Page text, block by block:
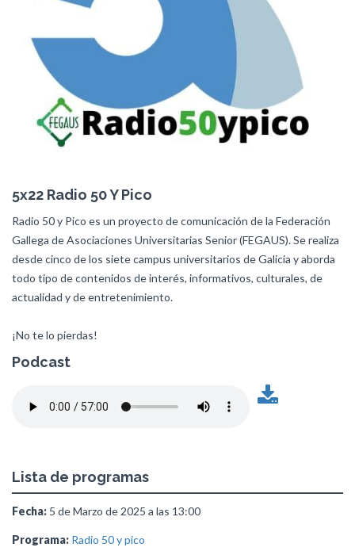
5x22 Radio 50 Y Pico
Radio 50 y Pico es un proyecto de comunicación de la Federación
Gallega de Asociaciones Universitarias Senior (FEGAUS). Se realiza
desde cinco de los siete campus universitarios de Galicia y aborda
todo tipo de contenidos de interés, informativos, culturales, de
actualidad y de entretenimiento.
¡No te lo pierdas!
Podcast
Lista de programas
Fecha: 5 de Marzo de 2025 a las 13:00
Programa: Radio 50 y pico